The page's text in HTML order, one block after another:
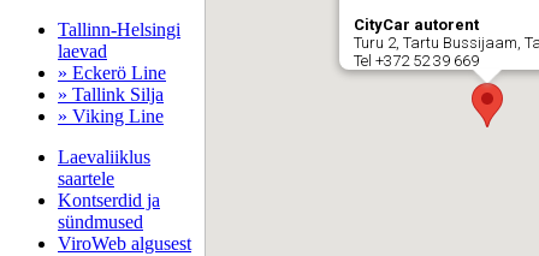
Tallinn-Helsingi
laevad
» Eckerö Line
» Tallink Silja
» Viking Line
Laevaliiklus
saartele
Kontserdid ja
sündmused
ViroWeb algusest
CityCar autorent
Turu 2, Tartu Bussijaam,
Tel +372 52 39 669